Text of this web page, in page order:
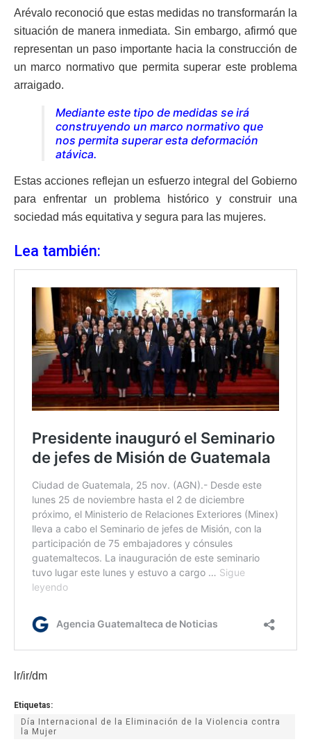
Arévalo reconoció que estas medidas no transformarán la
situación de manera inmediata. Sin embargo, afirmó que
representan un paso importante hacia la construcción de
un marco normativo que permita superar este problema
arraigado.
Mediante este tipo de medidas se irá
construyendo un marco normativo que
nos permita superar esta deformación
atávica.
Estas acciones reflejan un esfuerzo integral del Gobierno
para enfrentar un problema histórico y construir una
sociedad más equitativa y segura para las mujeres.
Lea también:
lr/ir/dm
Etiquetas:
Día Internacional de la Eliminación de la Violencia contra
la Mujer